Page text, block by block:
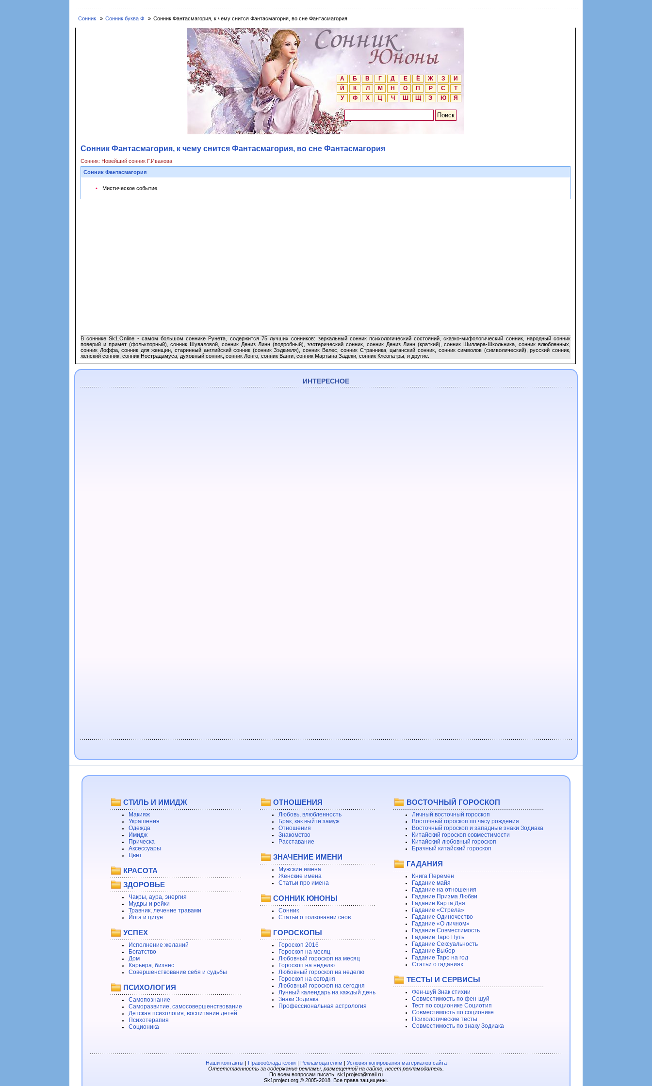
Сонник Сонник буква Ф Сонник Фантасмагория, к чему снится Фантасмагория, во сне Фантасмагория
А Б В Г Д Е Ё Ж З
И
Й
К Л М Н О П Р С
Т
У
Ф Х Ц Ч Ш Щ Э Ю Я
Сонник Фантасмагория, к чему снится Фантасмагория, во сне Фантасмагория
Сонник: Новейший сонник Г.Иванова
Сонник Фантасмагория
Мистическое событие.
В соннике Sk1.Online - самом большом соннике Рунета, содержится 75 лучших сонников: зеркальный сонник психологический состояний, сказко-мифологический сонник, народный сонник
поверий и примет (фольклорный), сонник Шуваловой, сонник Дениз Линн (подробный), эзотерический сонник, сонник Дениз Линн (краткий), сонник Шиллера-Школьника, сонник влюбленных,
сонник Лоффа, сонник для женщин, старинный английский сонник (сонник Зэдкиеля), сонник Велес, сонник Странника, цыганский сонник, сонник символов (символический), русский сонник,
женский сонник, сонник Нострадамуса, духовный сонник, сонник Лонго, сонник Ванги, сонник Мартына Задеки, сонник Клеопатры, и другие.
ИНТЕРЕСНОЕ
СТИЛЬ И ИМИДЖ
Макияж
Украшения
Одежда
Имидж
Прическа
Аксессуары
Цвет
КРАСОТА
ЗДОРОВЬЕ
Чакры, аура, энергия
Мудры и рейки
Травник, лечение травами
Йога и цигун
УСПЕХ
Исполнение желаний
Богатство
Дом
Карьера, бизнес
Совершенствование себя и судьбы
ПСИХОЛОГИЯ
Самопознание
Саморазвитие, самосовершенствование
Детская психология, воспитание детей
Психотерапия
Соционика
ОТНОШЕНИЯ
Любовь, влюбленность
Брак, как выйти замуж
Отношения
Знакомство
Расставание
ЗНАЧЕНИЕ ИМЕНИ
Мужские имена
Женские имена
Статьи про имена
СОННИК ЮНОНЫ
Сонник
Статьи о толковании снов
ГОРОСКОПЫ
Гороскоп 2016
Гороскоп на месяц
Любовный гороскоп на месяц
Гороскоп на неделю
Любовный гороскоп на неделю
Гороскоп на сегодня
Любовный гороскоп на сегодня
Лунный календарь на каждый день
Знаки Зодиака
Профессиональная астрология
ВОСТОЧНЫЙ ГОРОСКОП
Личный восточный гороскоп
Восточный гороскоп по часу рождения
Восточный гороскоп и западные знаки Зодиака
Китайский гороскоп совместимости
Китайский любовный гороскоп
Брачный китайский гороскоп
ГАДАНИЯ
Книга Перемен
Гадание майя
Гадание на отношения
Гадание Призма Любви
Гадание Карта Дня
Гадание «Стрела»
Гадание Одиночество
Гадание «О личном»
Гадание Совместимость
Гадание Таро Путь
Гадание Сексуальность
Гадание Выбор
Гадание Таро на год
Статьи о гаданиях
ТЕСТЫ И СЕРВИСЫ
Фен-шуй Знак стихии
Совместимость по фен-шуй
Тест по соционике Социотип
Совместимость по соционике
Психологические тесты
Совместимость по знаку Зодиака
Наши контакты| Правообладателям | Рекламодателям | Условия копирования материалов сайта
Ответственность за содержание рекламы, размещенной на сайте, несет рекламодатель.
По всем вопросам писать: sk1project@mail.ru
Sk1project.org © 2005-2018. Все права защищены.